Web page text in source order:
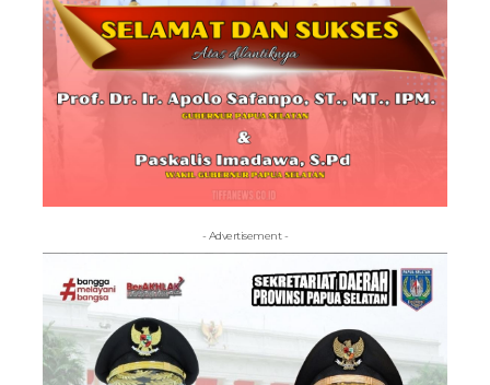
- Advertisement -